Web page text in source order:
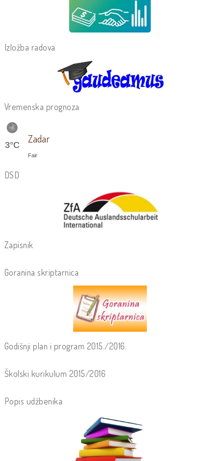
Izložba radova
Vremenska prognoza
3°C Zadar
Fair
DSD
Zapisnik
Goranina skriptarnica
Godišnji plan i program 2015./2016.
Školski kurikulum 2015/2016
Popis udžbenika